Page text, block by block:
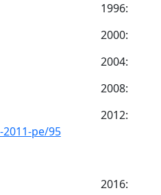
1996:
2000:
2004:
2008:
pe/95
2012:
2016: